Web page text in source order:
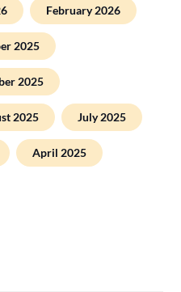
February 2026
2025
2025
2025 July 2025
April 2025